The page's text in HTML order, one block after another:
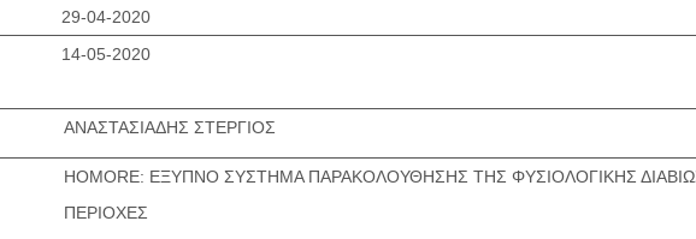
29-04-2020
14-05-2020
ΑΝΑΣΤΑΣΙΑΔΗΣ ΣΤΕΡΓΙΟΣ
HOMORE: ΕΞΥΠΝΟ ΣΥΣΤΗΜΑ ΠΑΡΑΚΟΛΟΥΘΗΣΗΣ ΤΗΣ ΦΥΣΙΟΛΟΓΙΚΗΣ
ΠΕΡΙΟΧΕΣ